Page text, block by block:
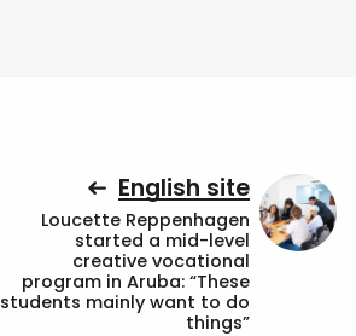
English site
Loucette Reppenhagen
started a mid-level
creative vocational
program in Aruba: “These
students mainly want to do
things”